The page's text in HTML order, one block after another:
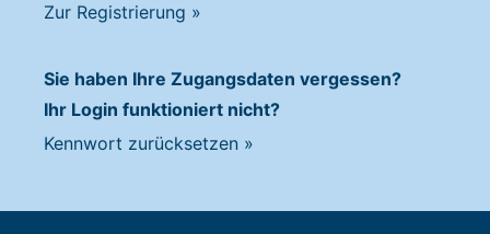
Zur Registrierung »
Sie haben Ihre Zugangsdaten vergessen?
Ihr Login funktioniert nicht?
Kennwort zurücksetzen »